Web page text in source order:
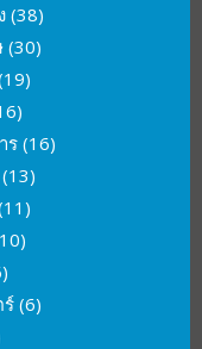
(38)
(30)
ร(16)
(13)
(6)